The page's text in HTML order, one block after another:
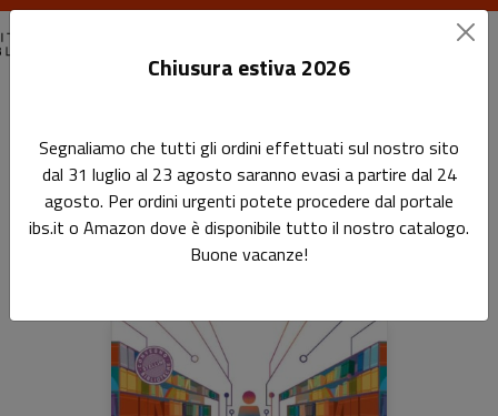
Formazione professionale del
bibliotecario
Prodotti della categoria: Formazione
Sfoglia la lista completa
Chiusura estiva 2026
Segnaliamo che tutti gli ordini effettuati sul nostro sito
dal 31 luglio al 23 agosto saranno evasi a partire dal 24
agosto. Per ordini urgenti potete procedere dal portale
ibs.it o Amazon dove è disponibile tutto il nostro catalogo.
Buone vacanze!